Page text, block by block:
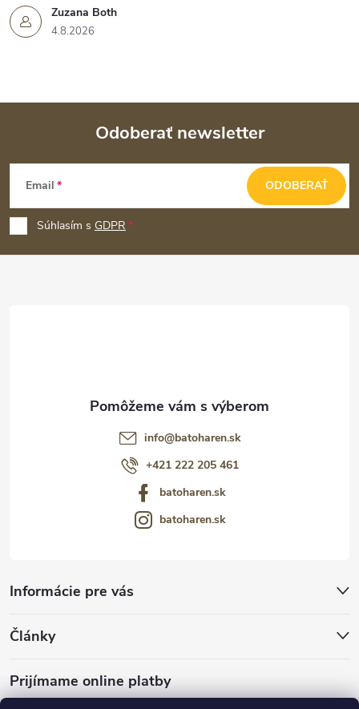
Zuzana Both
4.8.2026
Z
p
ä
Odoberať newsletter
Email
Súhlasím s GDPR
ODOBERAŤ
Informácie pre vás
Články
Prijímame online platby
info@batoharen.sk
+421 222 205 461
batoharen.sk
batoharen.sk